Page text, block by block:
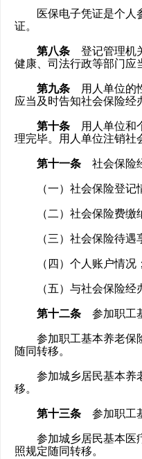
医保电子凭证是个人参
证。
第八条 登记管理机
健康、司法行政等部门应
第九条 用人单位的
应当及时告知社会保险
第十条 用人单位和
理完毕。用人单位注销社
第十一条 社会保险
（一）社会保险登记
（二）社会保险费缴
（三）社会保险待遇
（四）个人账户情况；
（五）与社会保险经办
第十二条 参加职工
参加职工基本养老保险
随同转移。
参加城乡居民基本养老
移。
第十三条 参加职工
参加城乡居民基本医疗
照规定随同转移。